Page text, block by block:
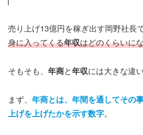
売り上げ13億円を稼ぎ出す岡野社長で
身に入ってくる年収はどのくらいに
そもそも、 年商と年収には大きな違
まず、 年商とは、年間を通してその
上げを上げたかを示す数字。